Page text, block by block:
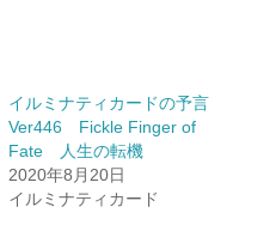
イルミナティカードの予言
Ver446 Fickle Finger of
Fate 人生の転機
2020年8月20日
イルミナティカード